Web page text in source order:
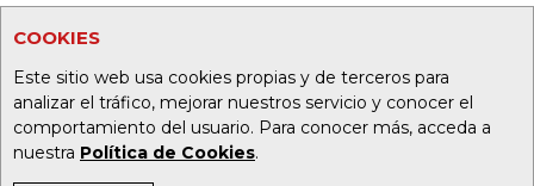
COOKIES
Este sitio web usa cookies propias y de terceros para
analizar el tráfico, mejorar nuestros servicio y conocer el
comportamiento del usuario. Para conocer más, acceda a
nuestra Política de Cookies.